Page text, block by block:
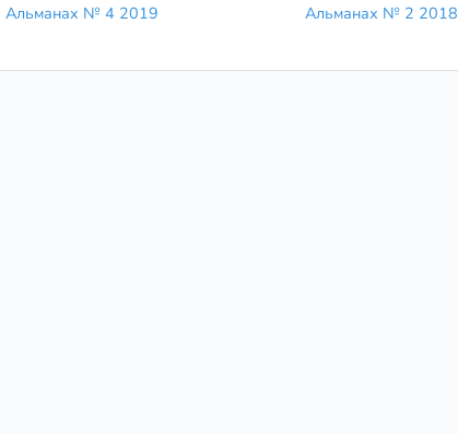
Альманах № 4 2019
Альманах № 2 2018